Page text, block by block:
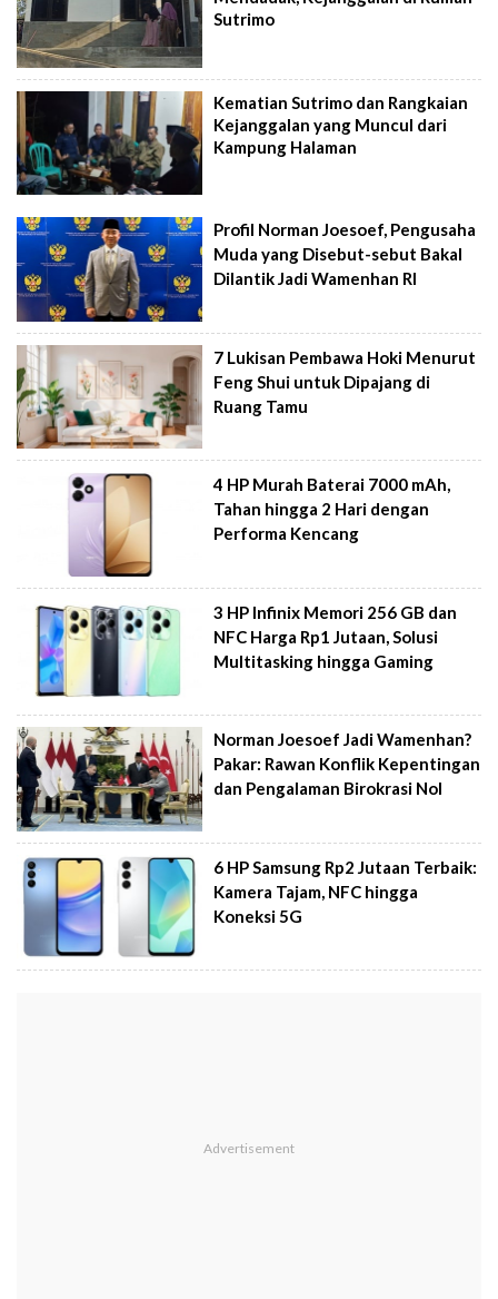
Sutrimo
Kematian Sutrimo dan Rangkaian
Kejanggalan yang Muncul dari
Kampung Halaman
Profil Norman Joesoef, Pengusaha
Muda yang Disebut-sebut Bakal
Dilantik Jadi Wamenhan RI
7 Lukisan Pembawa Hoki Menurut
Feng Shui untuk Dipajang di
Ruang Tamu
4 HP Murah Baterai 7000 mAh,
Tahan hingga 2 Hari dengan
Performa Kencang
3 HP Infinix Memori 256 GB dan
NFC Harga Rp1 Jutaan, Solusi
Multitasking hingga Gaming
Norman Joesoef Jadi Wamenhan?
Pakar: Rawan Konflik Kepentingan
dan Pengalaman Birokrasi Nol
6 HP Samsung Rp2 Jutaan Terbaik:
Kamera Tajam, NFC hingga
Koneksi 5G